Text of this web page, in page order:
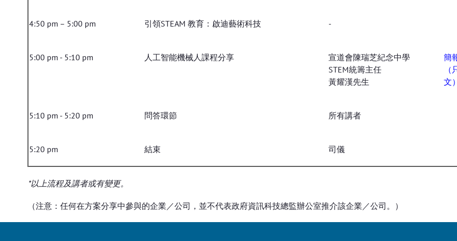
4:50 pm – 5:00 pm 引領STEAM 教育：啟迪藝術科技 -
5:00 pm - 5:10 pm 人工智能機械人課程分享
宣道會陳瑞芝紀念中學
STEM統籌主任
黃耀漢先生
簡
文）
5:10 pm - 5:20 pm 問答環節 所有講者
5:20 pm 結束 司儀
*以上流程及講者或有變更。
（注意：任何在方案分享中參與的企業／公司，並不代表政府資訊科技總監辦公室推介該企業／公司。）